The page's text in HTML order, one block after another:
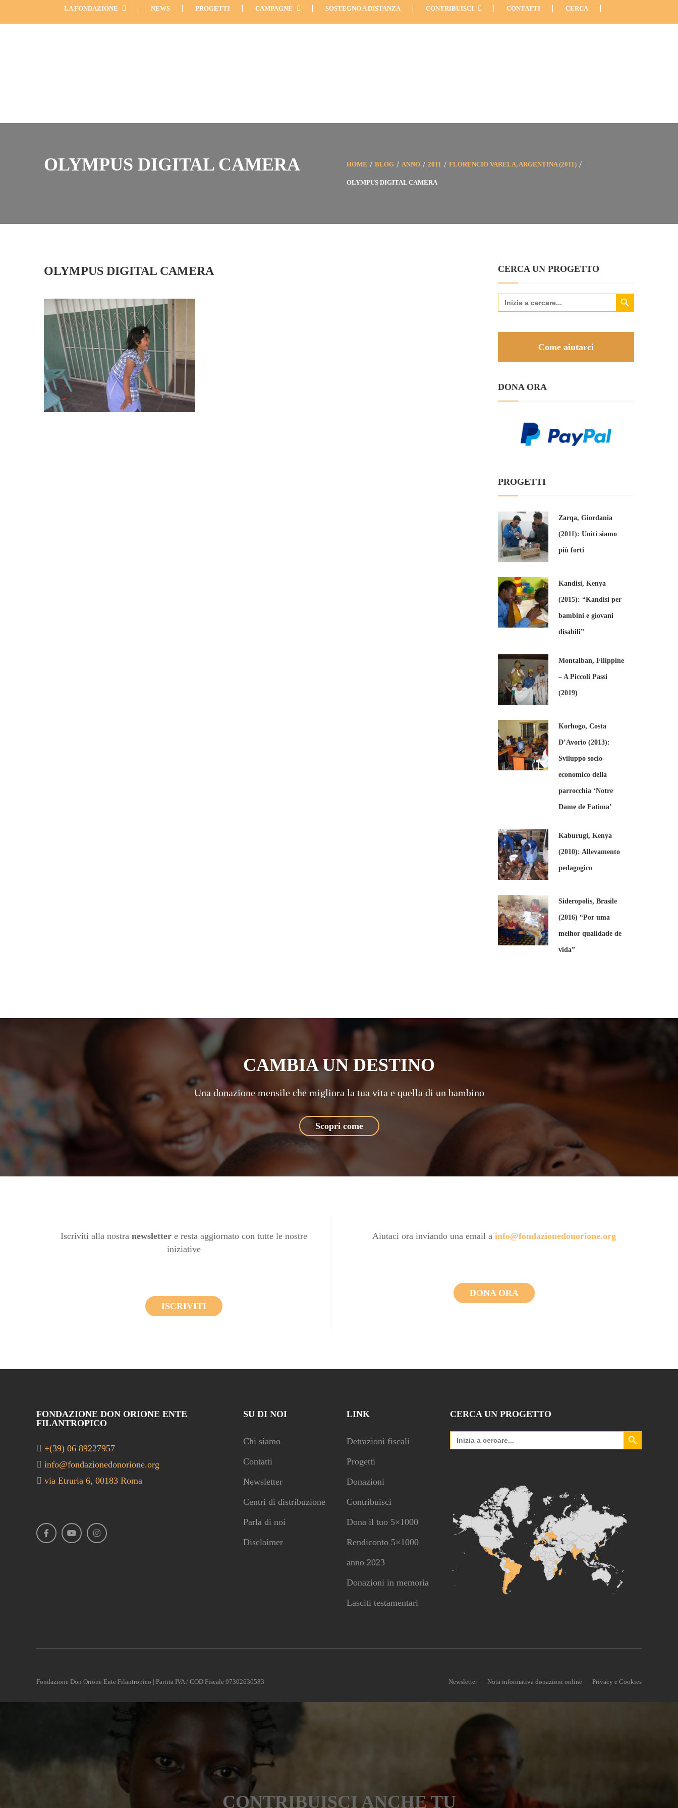
LA FONDAZIONE
NEWS PROGETTI CAMPAGNE SOSTEGNO A DISTANZA CONTRIBUISCI CONTATTI CERCA
OLYMPUS DIGITAL CAMERA HOME BLOG ANNO 2011 FLORENCIO VARELA, ARGENTINA (2011)
OLYMPUS DIGITAL CAMERA
OLYMPUS DIGITAL CAMERA CERCA UN PROGETTO
Search
for:
Search Button
Come aiutarci
DONA ORA
PROGETTI
Zarqa, Giordania
(2011): Uniti siamo
più forti
Kandisi, Kenya
(2015): “Kandisi per
bambini e giovani
disabili”
Montalban, Filippine
– A Piccoli Passi
(2019)
Korhogo, Costa
D’Avorio (2013):
Sviluppo socio-
economico della
parrocchia ‘Notre
Dame de Fatima’
Kaburugi, Kenya
(2010): Allevamento
pedagogico
Sideropolis, Brasile
(2016) “Por uma
melhor qualidade de
vida”
CAMBIA UN DESTINO
Una donazione mensile che migliora la tua vita e quella di un bambino
Scopri come
Iscriviti alla nostra newslettere resta aggiornato con tutte le nostre
iniziative
ISCRIVITI
Aiutaci ora inviando una email a info@fondazionedonorione.org
DONA ORA
FONDAZIONE DON ORIONE ENTE
FILANTROPICO
+(39) 06 89227957
info@fondazionedonorione.org
via Etruria 6, 00183 Roma
SU DI NOI
Chi siamo
Contatti
Newsletter
Centri di distribuzione
Parla di noi
Disclaimer
LINK
Detrazioni fiscali
Progetti
Donazioni
Contribuisci
Dona il tuo 5×1000
Rendiconto 5×1000
anno 2023
Donazioni in memoria
Lasciti testamentari
CERCA UN PROGETTO
Search
for:
Search Button
Fondazione Don Orione Ente Filantropico | Partita IVA / COD Fiscale 97302630583 Newsletter Nota informativa donazioni online Privacy e Cookies
CONTRIBUISCI ANCHE TU